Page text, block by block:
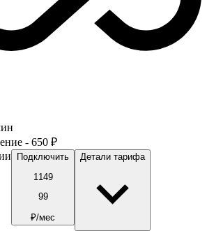
- 650 ₽
Подключить
1149
99
₽/мес
Детали тарифа